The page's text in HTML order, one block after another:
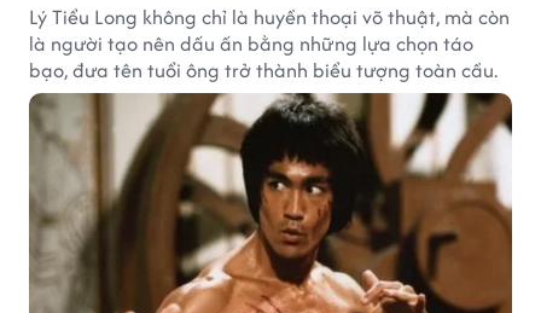
Lý Tiểu Long không chỉ là huyền thoại võ thuật, mà còn
là người tạo nên dấu ấn bằng những lựa chọn táo
bạo, đưa tên tuổi ông trở thành biểu tượng toàn cầu.